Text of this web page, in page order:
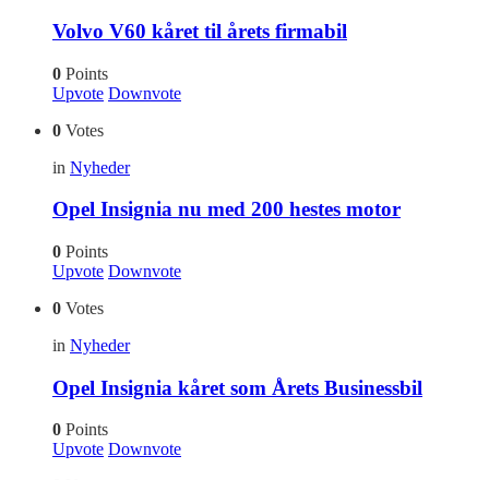
Volvo V60 kåret til årets firmabil
0 Points
Upvote Downvote
0 Votes
in Nyheder
Opel Insignia nu med 200 hestes motor
0 Points
Upvote Downvote
0 Votes
in Nyheder
Opel Insignia kåret som Årets Businessbil
0 Points
Upvote Downvote